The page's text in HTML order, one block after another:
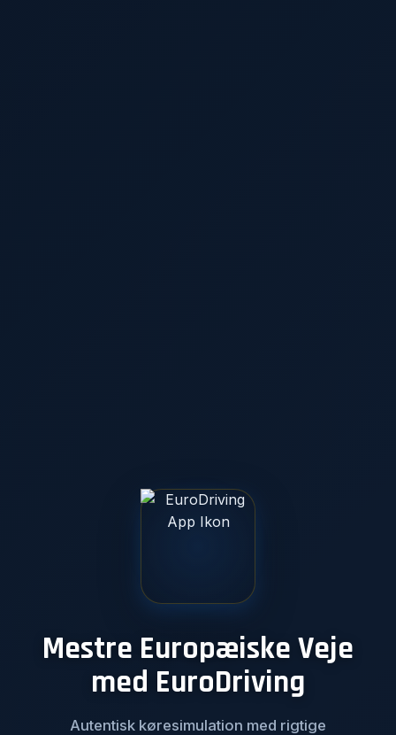
Mestre Europæiske Veje
med EuroDriving
Autentisk køresimulation med rigtige